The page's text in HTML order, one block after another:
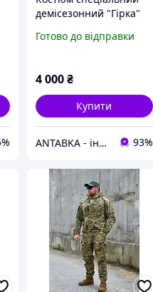
демісезонний "Гірка"
Готово до відправки
4 000 ₴
Купити
ANTABKA - інтернет магазин 93%